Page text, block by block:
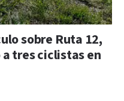
sobre Ruta 12,
tres ciclistas en